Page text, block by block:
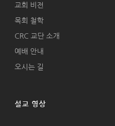
교회 비전
목회 철학
CRC 교단 소개
예배 안내
오시는 길
설교 영상